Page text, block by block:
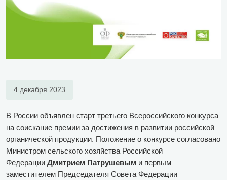
4 декабря 2023
В России объявлен старт третьего Всероссийского конкурса
на соискание премии за достижения в развитии российской
органической продукции. Положение о конкурсе согласовано
Министром сельского хозяйства Российской
Федерации Дмитрием Патрушевым и первым
заместителем Председателя Совета Федерации